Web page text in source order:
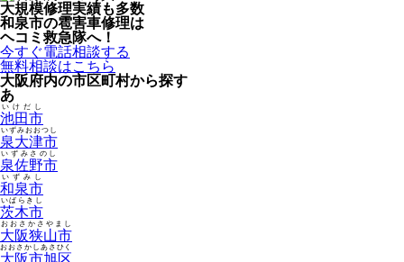
大規模修理実績も多数
和泉市の雹害車修理は
ヘコミ救急隊へ！
今すぐ電話相談する
無料相談はこちら
大阪府内の市区町村から探す
あ
池田市
いけだし
泉大津市
いずみおおつし
泉佐野市
いずみさのし
和泉市
いずみし
茨木市
いばらきし
大阪狭山市
おおさかさやまし
おおさかしあさひく